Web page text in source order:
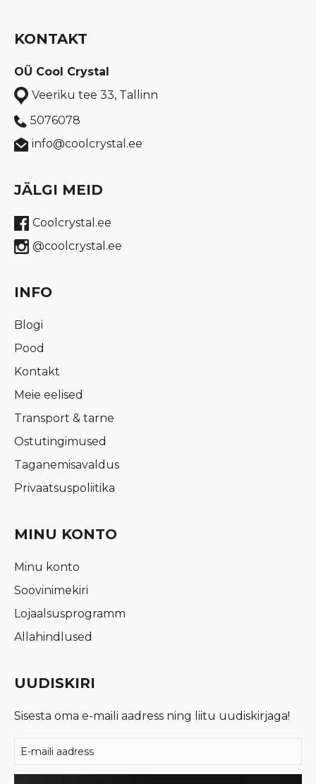
KONTAKT
OÜ Cool Crystal
Veeriku tee 33, Tallinn
5076078
info@coolcrystal.ee
JÄLGI MEID
Coolcrystal.ee
@coolcrystal.ee
INFO
Blogi
Pood
Kontakt
Meie eelised
Transport & tarne
Ostutingimused
Taganemisavaldus
Privaatsuspoliitika
MINU KONTO
Minu konto
Soovinimekiri
Lojaalsusprogramm
Allahindlused
UUDISKIRI
Sisesta oma e-maili aadress ning liitu uudiskirjaga!